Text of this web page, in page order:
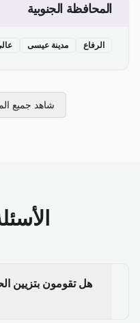
المحافظة الجنوبية
الرفاع مدينة عيسى
شاهد جميع
هل تقومون بتزيين